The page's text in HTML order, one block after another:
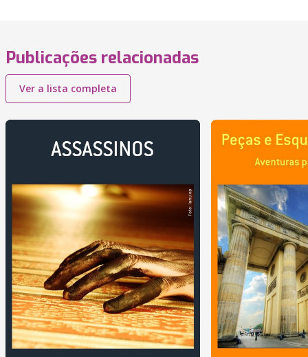
Publicações relacionadas
Ver a lista completa